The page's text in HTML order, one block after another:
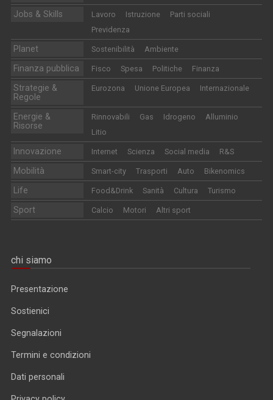
Jobs & Skills Lavoro Istruzione
Parti sociali
Previdenza
Planet Sostenibilità Ambiente
Finanza pubblica Fisco Spesa Politiche Finanza
Strategie &
Regole
Eurozona Unione Europea Internazionale
Energie &
Risorse
Rinnovabili Gas Idrogeno
Alluminio
Litio
Innovazione Internet Scienza Social media R&S
Mobilità Smart-city Trasporti Auto Bikenomics
Life Food&Drink Sanità Cultura Turismo
Sport Calcio Motori Altri sport
chi siamo
Presentazione
Sostienici
Segnalazioni
Termini e condizioni
Dati personali